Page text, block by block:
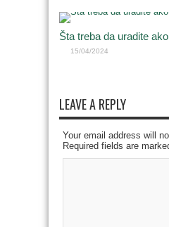
Šta treba da uradite
15/04/2024
LEAVE A REPLY
Your email address will
Required fields are